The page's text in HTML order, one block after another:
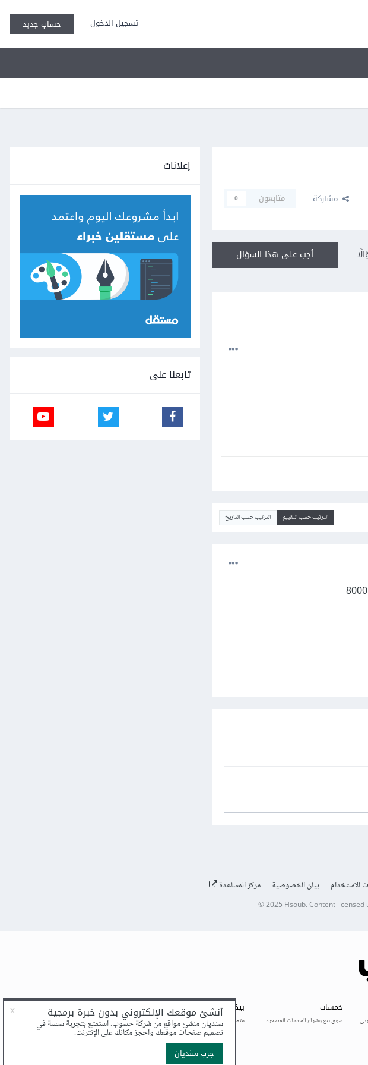
تسجيل الدخول حساب جديد
مشاركة متابعون 0
أجب على هذا السؤال
الترتيب حسب التقييم الترتيب حسب التاريخ
إعلانات
تابعنا على
الاستخدام بيان الخصوصية مركز المساعدة
© 2025 Hsoub.Content licensed